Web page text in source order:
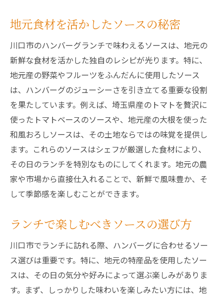
地元食材を活かしたソースの秘密
川口市のハンバーグランチで味わえるソースは、地元の
新鮮な食材を活かした独自のレシピが光ります。特に、
地元産の野菜やフルーツをふんだんに使用したソース
は、ハンバーグのジューシーさを引き立てる重要な役割
を果たしています。例えば、埼玉県産のトマトを贅沢に
使ったトマトベースのソースや、地元産の大根を使った
和風おろしソースは、その土地ならではの味覚を提供し
ます。これらのソースはシェフが厳選した食材により、
その日のランチを特別なものにしてくれます。地元の農
家や市場から直接仕入れることで、新鮮で風味豊か、そ
して季節感を楽しむことができます。
ランチで楽しむべきソースの選び方
川口市でランチに訪れる際、ハンバーグに合わせるソー
ス選びは重要です。特に、地元の特産品を使用したソー
スは、その日の気分や好みによって選ぶ楽しみがありま
す。まず、しっかりした味わいを楽しみたい方には、地